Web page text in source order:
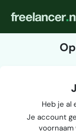
Heb je al
Je account